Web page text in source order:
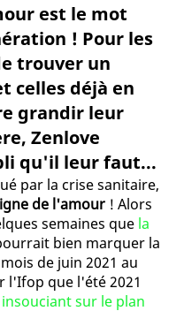
est le mot
! Pour les
trouver un
celles déjà en
grandir leur
Zenlove
qu'il leur faut...
par la crise sanitaire,
de l'amour ! Alors
semaines que la
bien marquer la
de juin 2021 au
l'Ifop que l'été 2021
sur le plan